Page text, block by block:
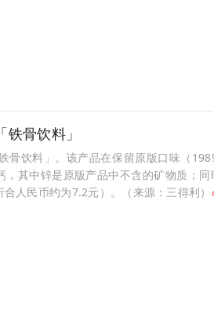
骨饮料」
骨饮料」。该产品在保留原版口味（
其中锌是原版产品中不含的矿物质；
人民币约为7.2元）。（来源：三得利）